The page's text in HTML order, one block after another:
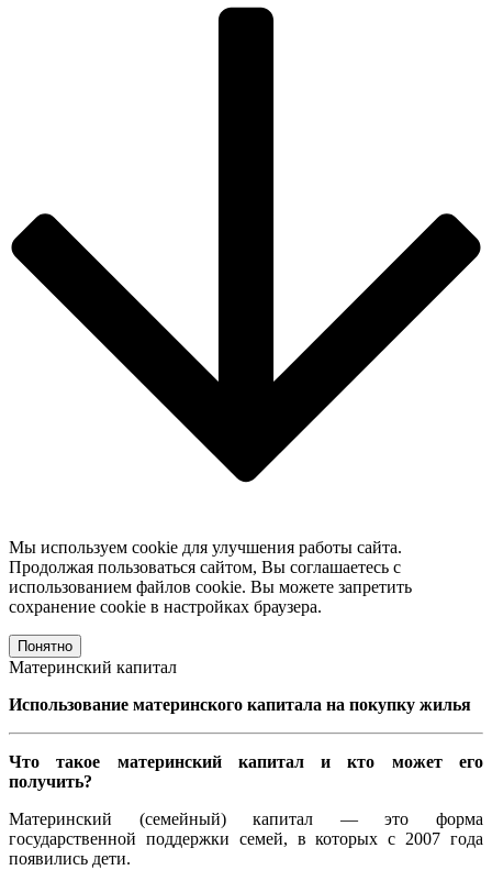
Мы используем cookie для улучшения работы сайта.
Продолжая пользоваться сайтом, Вы соглашаетесь с
использованием файлов cookie. Вы можете запретить
сохранение cookie в настройках браузера.
Понятно
Материнский капитал
Использование материнского капитала на покупку жилья
Что такое материнский капитал и кто может его
получить?
Материнский (семейный) капитал — это форма
государственной поддержки семей, в которых с 2007 года
появились дети.